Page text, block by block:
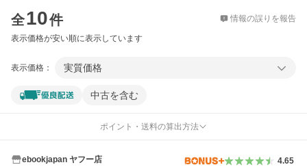
全10件 情報の誤りを報告
表示価格が安い順に表示しています
表示価格： 実質価格
中古を含む
ポイント・送料の算出方法
ebookjapan ヤフー店 4.65